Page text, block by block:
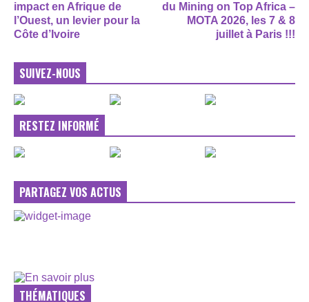
impact en Afrique de
l’Ouest, un levier pour la
Côte d’Ivoire
du Mining on Top Africa –
MOTA 2026, les 7 & 8
juillet à Paris !!!
SUIVEZ-NOUS
RESTEZ INFORMÉ
PARTAGEZ VOS ACTUS
THÉMATIQUES